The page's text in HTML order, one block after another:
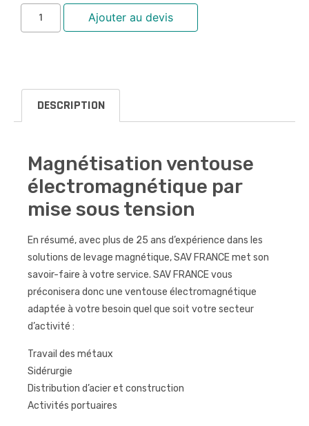
Ajouter au devis
DESCRIPTION
Magnétisation ventouse
électromagnétique par
mise sous tension
En résumé, avec plus de 25 ans d’expérience dans les
solutions de levage magnétique, SAV FRANCE met son
savoir-faire à votre service. SAV FRANCE vous
préconisera donc une ventouse électromagnétique
adaptée à votre besoin quel que soit votre secteur
d’activité :
Travail des métaux
Sidérurgie
Distribution d’acier et construction
Activités portuaires